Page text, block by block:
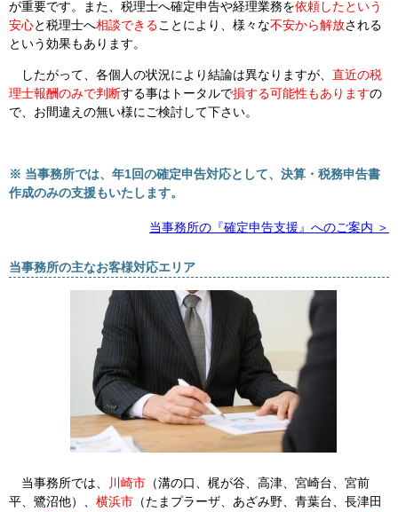
が重要です。また、税理士へ確定申告や経理業務を依頼したという
安心と税理士へ相談できることにより、様々な不安から解放される
という効果もあります。
したがって、各個人の状況により結論は異なりますが、 直近の税
理士報酬のみで判断する事はトータルで損する可能性もありますの
で、お間違えの無い様にご検討して下さい。
※ 当事務所では、 年1回の確定申告対応として、 決算・税務申告書
作成のみの支援もいたします。
当事務所の『確定申告支援』へのご案内 ＞
当事務所の主なお客様対応エリア
当事務所では、 川崎市 （溝の口、梶が谷、高津、宮崎台、宮前
平、鷺沼他）、 横浜市 （たまプラーザ、あざみ野、青葉台、長津田